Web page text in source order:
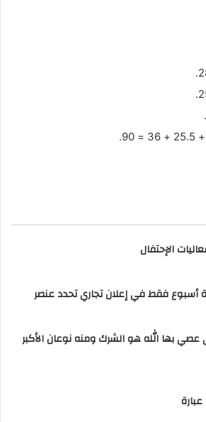
الإحتفال
أسبوع فقط في إعلان تجاري تحدد عنصر
بها الله هو الشرك ومنه نوعان الأكبر